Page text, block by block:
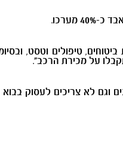
טיפולים וטסט,
על מכירת הרכב".
וגם לא צריכים לעסוק